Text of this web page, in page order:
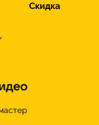
Скидка